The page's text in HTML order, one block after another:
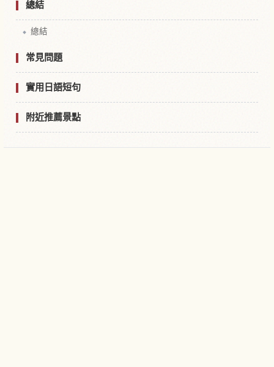
總結
總結
常見問題
實用日語短句
附近推薦景點